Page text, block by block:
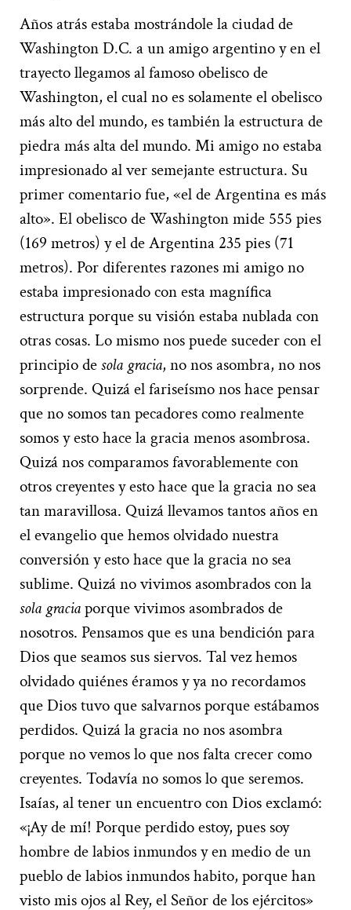
Años atrás estaba mostrándole la ciudad de
Washington D.C. a un amigo argentino y en el
trayecto llegamos al famoso obelisco de
Washington, el cual no es solamente el obelisco
más alto del mundo, es también la estructura de
piedra más alta del mundo. Mi amigo no estaba
impresionado al ver semejante estructura. Su
primer comentario fue, «el de Argentina es más
alto». El obelisco de Washington mide 555 pies
(169 metros) y el de Argentina 235 pies (71
metros). Por diferentes razones mi amigo no
estaba impresionado con esta magnífica
estructura porque su visión estaba nublada con
otras cosas. Lo mismo nos puede suceder con el
principio desola gracia, no nos asombra, no nos
sorprende. Quizá el fariseísmo nos hace pensar
que no somos tan pecadores como realmente
somos y esto hace la gracia menos asombrosa.
Quizá nos comparamos favorablemente con
otros creyentes y esto hace que la gracia no sea
tan maravillosa. Quizá llevamos tantos años en
el evangelio que hemos olvidado nuestra
conversión y esto hace que la gracia no sea
sublime. Quizá no vivimos asombrados con la
sola graciaporque vivimos asombrados de
nosotros. Pensamos que es una bendición para
Dios que seamos sus siervos. Tal vez hemos
olvidado quiénes éramos y ya no recordamos
que Dios tuvo que salvarnos porque estábamos
perdidos. Quizá la gracia no nos asombra
porque no vemos lo que nos falta crecer como
creyentes. Todavía no somos lo que seremos.
Isaías, al tener un encuentro con Dios exclamó:
«¡Ay de mí! Porque perdido estoy, pues soy
hombre de labios inmundos y en medio de un
pueblo de labios inmundos habito, porque han
visto mis ojos al Rey, el Señor de los ejércitos»